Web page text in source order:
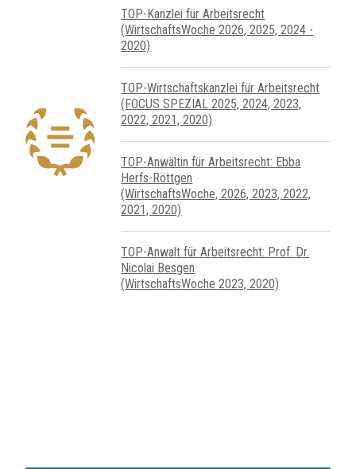
TOP-Kanzlei für Arbeitsrecht
(WirtschaftsWoche 2026, 2025, 2024 -
2020)
TOP-Wirtschafts­kanzlei für Arbeits­recht
(FOCUS SPEZIAL 2025, 2024, 2023,
2022, 2021, 2020)
TOP-Anwältin für Arbeitsrecht: Ebba
Herfs-Röttgen
(WirtschaftsWoche, 2026, 2023, 2022,
2021, 2020)
TOP-Anwalt für Arbeitsrecht: Prof. Dr.
Nicolai Besgen
(WirtschaftsWoche 2023, 2020)